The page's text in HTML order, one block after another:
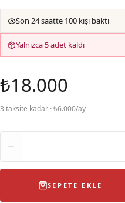
Son 24 saatte 100 kişi baktı
Yalnızca 5 adet kaldı
₺18.000
3 taksite kadar · ₺6.000/ay
SEPETE EKLE